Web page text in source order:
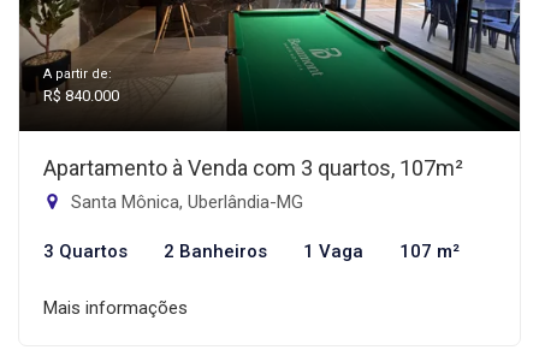
A partir de:
R$ 840.000
Apartamento à Venda com 3 quartos, 107m²
Santa Mônica, Uberlândia-MG
3 Quartos 2 Banheiros 1 Vaga 107 m²
Mais informações